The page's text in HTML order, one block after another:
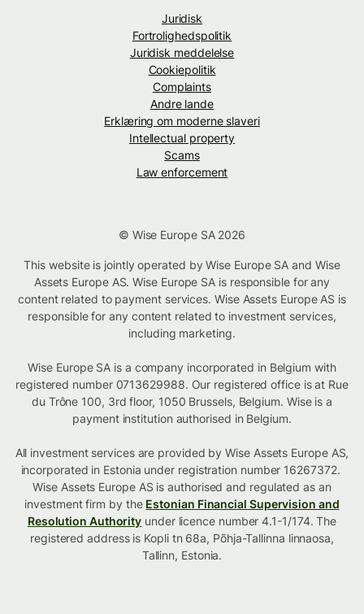
Juridisk
Fortrolighedspolitik
Juridisk meddelelse
Cookiepolitik
Complaints
Andre lande
Erklæring om moderne slaveri
Intellectual property
Scams
Law enforcement
© Wise Europe SA 2026
This website is jointly operated by Wise Europe SA and Wise
Assets Europe AS. Wise Europe SA is responsible for any
content related to payment services. Wise Assets Europe AS is
responsible for any content related to investment services,
including marketing.
Wise Europe SA is a company incorporated in Belgium with
registered number 0713629988. Our registered office is at Rue
du Trône 100, 3rd floor, 1050 Brussels, Belgium. Wise is a
payment institution authorised in Belgium.
All investment services are provided by Wise Assets Europe AS,
incorporated in Estonia under registration number 16267372.
Wise Assets Europe AS is authorised and regulated as an
investment firm by the Estonian Financial Supervision and
Resolution Authority under licence number 4.1-1/174. The
registered address is Kopli tn 68a, Põhja-Tallinna linnaosa,
Tallinn, Estonia.